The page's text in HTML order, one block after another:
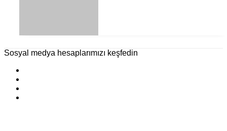
Sosyal medya hesaplarımızı keşfedin